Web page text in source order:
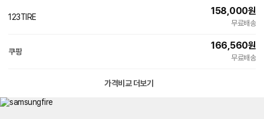
123TIRE
158,000원
무료배송
쿠팡
166,560원
무료배송
가격비교 더보기